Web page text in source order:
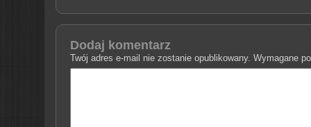
Dodaj komentarz
Twój adres e-mail nie zostanie opublikowany. Wymagane